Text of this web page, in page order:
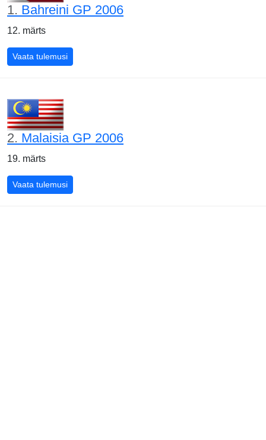
1. Bahreini GP 2006
12. märts
Vaata tulemusiBahreini GP 2006
2. Malaisia GP 2006
19. märts
Vaata tulemusiMalaisia GP 2006